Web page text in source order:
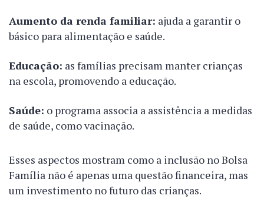
Aumento da renda familiar: ajuda a garantir o
básico para alimentação e saúde.
Educação: as famílias precisam manter crianças
na escola, promovendo a educação.
Saúde: o programa associa a assistência a medidas
de saúde, como vacinação.
Esses aspectos mostram como a inclusão no Bolsa
Família não é apenas uma questão financeira, mas
um investimento no futuro das crianças.